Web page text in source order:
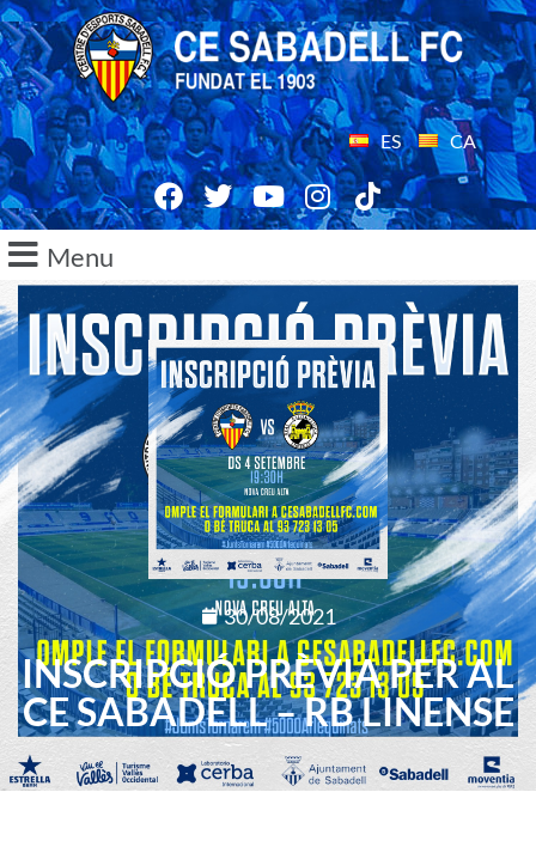
ES CA
Menu
30/08/2021
INSCRIPCIÓ PRÈVIA PER AL
CE SABADELL – RB LINENSE